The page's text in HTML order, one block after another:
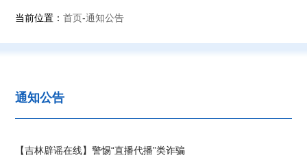
当前位置：首页-通知公告
通知公告
【吉林辟谣在线】警惕“直播代播”类诈骗